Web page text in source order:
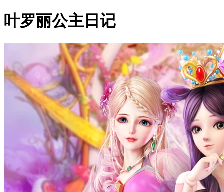
叶罗丽公主日记